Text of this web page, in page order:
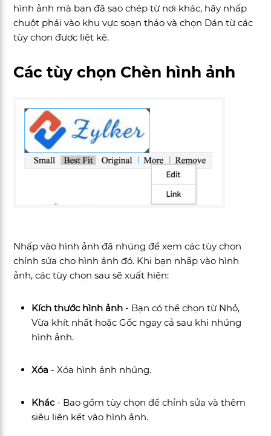
hình ảnh mà bạn đã sao chép từ nơi khác, hãy nhấp
chuột phải vào khu vực soạn thảo và chọn Dán từ các
tùy chọn được liệt kê.
Các tùy chọn Chèn hình ảnh
Nhấp vào hình ảnh đã nhúng để xem các tùy chọn
chỉnh sửa cho hình ảnh đó. Khi bạn nhấp vào hình
ảnh, các tùy chọn sau sẽ xuất hiện:
Kích thước hình ảnh - Bạn có thể chọn từ Nhỏ,
Vừa khít nhất hoặc Gốc ngay cả sau khi nhúng
hình ảnh.
Xóa - Xóa hình ảnh nhúng.
Khác- Bao gồm tùy chọn để chỉnh sửa và thêm
siêu liên kết vào hình ảnh.